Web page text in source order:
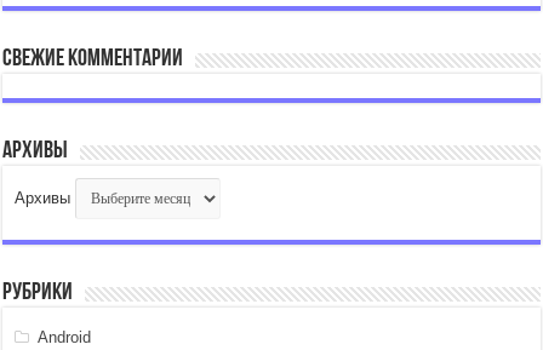
Свежие комментарии
Архивы
Архивы
Рубрики
Android